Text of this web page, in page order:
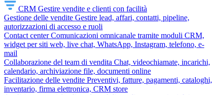
CRM Gestire vendite e clienti con facilità
Gestione delle vendite Gestire lead, affari, contatti, pipeline,
autorizzazioni di accesso e ruoli
Contact center Comunicazioni omnicanale tramite moduli CRM,
widget per siti web, live chat, WhatsApp, Instagram, telefono, e-
mail
Collaborazione del team di vendita Chat, videochiamate, incarichi,
calendario, archiviazione file, documenti online
Facilitazione delle vendite Preventivi, fatture, pagamenti, cataloghi,
inventario, firma elettronica, CRM store